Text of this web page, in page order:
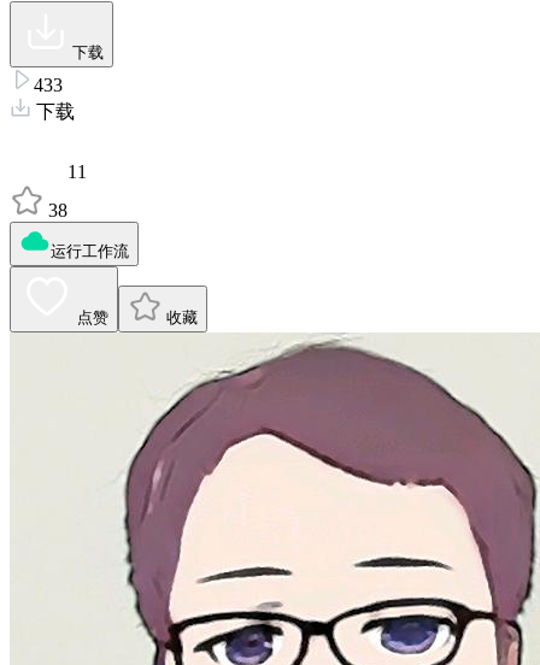
下载
433
下载
11
38
运行工作流
点赞 收藏